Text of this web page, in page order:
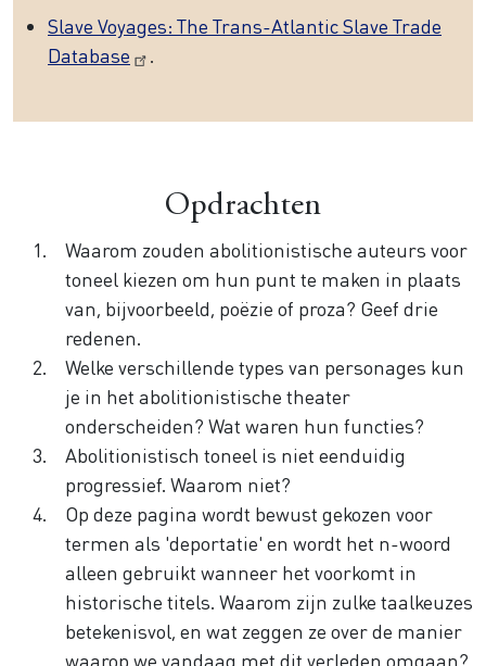
Slave Voyages: The Trans-Atlantic Slave Trade
Database
.
Opdrachten
Waarom zouden abolitionistische auteurs voor
toneel kiezen om hun punt te maken in plaats
van, bijvoorbeeld, poëzie of proza? Geef drie
redenen.
Welke verschillende types van personages kun
je in het abolitionistische theater
onderscheiden? Wat waren hun functies?
Abolitionistisch toneel is niet eenduidig
progressief. Waarom niet?
Op deze pagina wordt bewust gekozen voor
termen als 'deportatie' en wordt het n-woord
alleen gebruikt wanneer het voorkomt in
historische titels. Waarom zijn zulke taalkeuzes
betekenisvol, en wat zeggen ze over de manier
waarop we vandaag met dit verleden omgaan?